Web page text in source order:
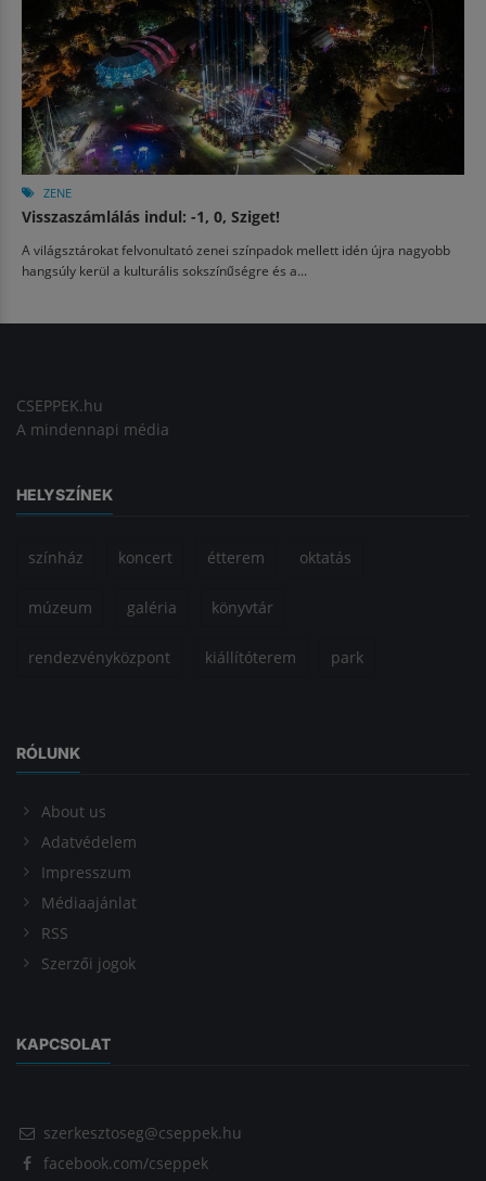
ZENE
Visszaszámlálás indul: -1, 0, Sziget!
A világsztárokat felvonultató zenei színpadok mellett idén újra nagyobb
hangsúly kerül a kulturális sokszínűségre és a...
CSEPPEK.hu
A mindennapi média
HELYSZÍNEK
színház koncert étterem oktatás
múzeum galéria könyvtár
rendezvényközpont kiállítóterem park
RÓLUNK
About us
Adatvédelem
Impresszum
Médiaajánlat
RSS
Szerzői jogok
KAPCSOLAT
szerkesztoseg@cseppek.hu
facebook.com/cseppek